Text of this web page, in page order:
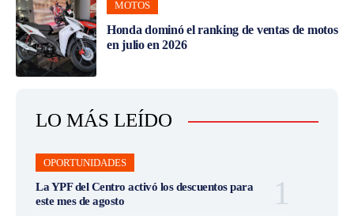
MOTOS
Honda dominó el ranking de ventas de motos
en julio en 2026
LO MÁS LEÍDO
OPORTUNIDADES
La YPF del Centro activó los descuentos para
este mes de agosto